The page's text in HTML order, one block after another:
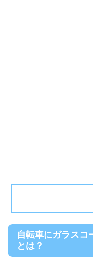
自転車にガラスコ
とは？